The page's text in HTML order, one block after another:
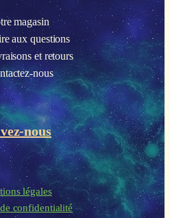
magasin
aux questions
et retours
nous
nous
légales
confidentialité